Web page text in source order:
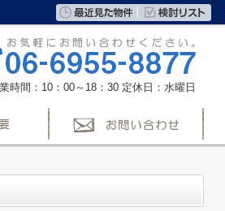
時間：10：00～18：30 定休日：水曜日